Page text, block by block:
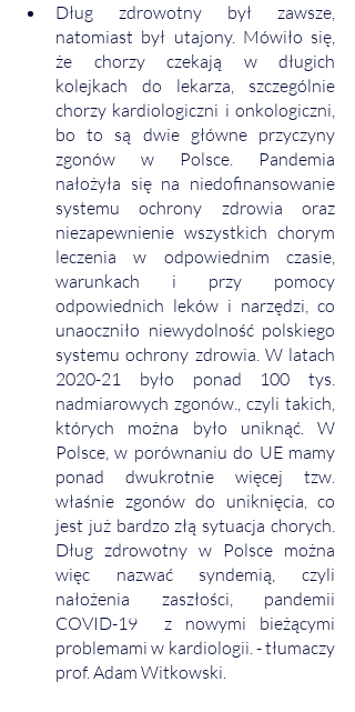
Dług zdrowotny był zawsze,
natomiast był utajony. Mówiło się,
że chorzy czekają w długich
kolejkach do lekarza, szczególnie
chorzy kardiologiczni i onkologiczni,
bo to są dwie główne przyczyny
zgonów w Polsce. Pandemia
nałożyła się na niedofinansowanie
systemu ochrony zdrowia oraz
niezapewnienie wszystkich chorym
leczenia w odpowiednim czasie,
warunkach i przy pomocy
odpowiednich leków i narzędzi, co
unaoczniło niewydolność polskiego
systemu ochrony zdrowia. W latach
2020-21 było ponad 100 tys.
nadmiarowych zgonów., czyli takich,
których można było uniknąć. W
Polsce, w porównaniu do UE mamy
ponad dwukrotnie więcej tzw.
właśnie zgonów do uniknięcia, co
jest już bardzo złą sytuacja chorych.
Dług zdrowotny w Polsce można
więc nazwać syndemią, czyli
nałożenia zaszłości, pandemii
COVID-19  z nowymi bieżącymi
problemami w kardiologii. - tłumaczy
prof. Adam Witkowski.